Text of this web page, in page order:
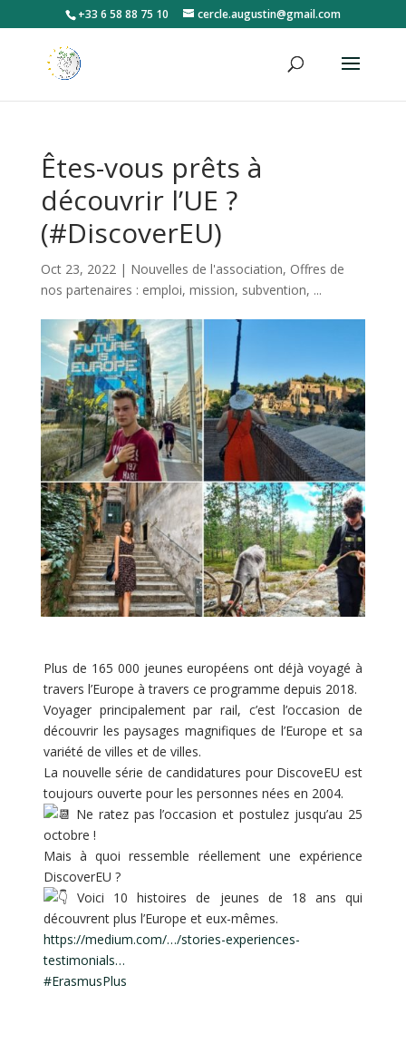
+33 6 58 88 75 10 cercle.augustin@gmail.com
Êtes-vous prêts à
découvrir l’UE ?
(#DiscoverEU)
Oct 23, 2022| Nouvelles de l'association, Offres de
nos partenaires : emploi, mission, subvention, ...
Plus de 165 000 jeunes européens ont déjà voyagé à
travers l’Europe à travers ce programme depuis 2018.
Voyager principalement par rail, c’est l’occasion de
découvrir les paysages magnifiques de l’Europe et sa
variété de villes et de villes.
La nouvelle série de candidatures pour DiscoveEU est
toujours ouverte pour les personnes nées en 2004.
Ne ratez pas l’occasion et postulez jusqu’au 25
octobre !
Mais à quoi ressemble réellement une expérience
DiscoverEU ?
Voici 10 histoires de jeunes de 18 ans qui
découvrent plus l’Europe et eux-mêmes.
https://medium.com/…/stories-experiences-
testimonials…
#ErasmusPlus